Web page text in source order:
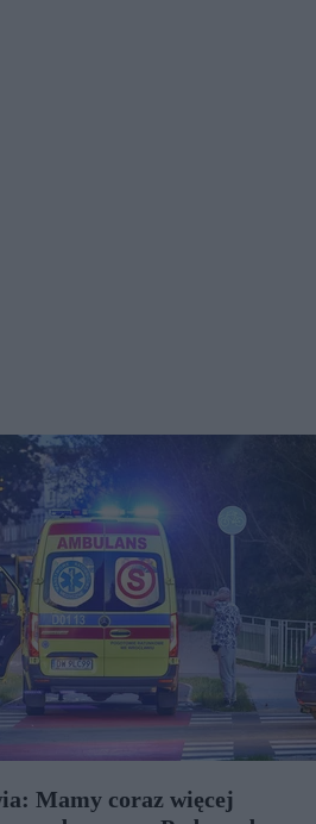
Mamy coraz więcej